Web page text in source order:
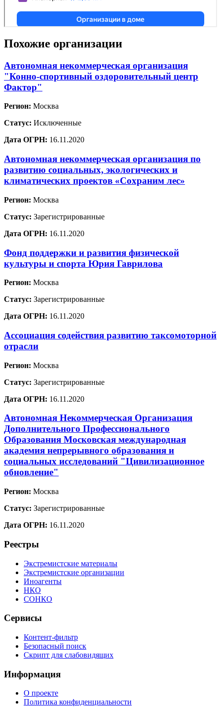
Похожие организации
Автономная некоммерческая организация
"Конно-спортивный оздоровительный центр
Фактор"
Регион: Москва
Статус: Исключенные
Дата ОГРН: 16.11.2020
Автономная некоммерческая организация по
развитию социальных, экологических и
климатических проектов «Сохраним лес»
Регион: Москва
Статус: Зарегистрированные
Дата ОГРН: 16.11.2020
Фонд поддержки и развития физической
культуры и спорта Юрия Гаврилова
Регион: Москва
Статус: Зарегистрированные
Дата ОГРН: 16.11.2020
Ассоциация содействия развитию таксомоторной
отрасли
Регион: Москва
Статус: Зарегистрированные
Дата ОГРН: 16.11.2020
Автономная Некоммерческая Организация
Дополнительного Профессионального
Образования Московская международная
академия непрерывного образования и
социальных исследований "Цивилизационное
обновление"
Регион: Москва
Статус: Зарегистрированные
Дата ОГРН: 16.11.2020
Реестры
Экстремистские материалы
Экстремистские организации
Иноагенты
НКО
СОНКО
Сервисы
Контент-фильтр
Безопасный поиск
Скрипт для слабовидящих
Информация
О проекте
Политика конфиденциальности